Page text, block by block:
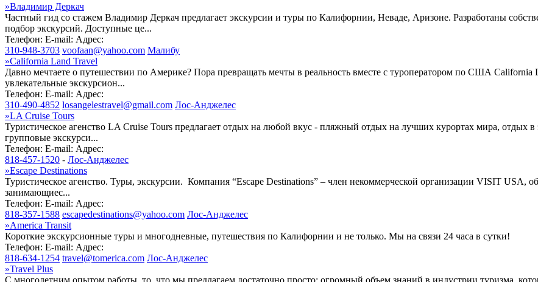
»Владимир Деркач
Частный гид со стажем Владимир Деркач предлагает экскурсии и туры по Калифорнии, Неваде, Аризоне. Разработаны
подбор экскурсий. Доступные це...
Телефон: E-mail: Адрес:
310-948-3703 voofaan@yahoo.com Малибу
»California Land Travel
Давно мечтаете о путешествии по Америке? Пора превращать мечты в реальность вместе с туроператором по США
увлекательные экскурсион...
Телефон: E-mail: Адрес:
310-490-4852 losangelestravel@gmail.com Лос-Анджелес
»LA Cruise Tours
Туристическое агенство LA Cruise Tours предлагает отдых на любой вкус - пляжный отдых на лучших курортах мира, отдых
групповые экскурси...
Телефон: E-mail: Адрес:
818-457-1520 - Лос-Анджелес
»Escape Destinations
Туристическое агенство. Туры, экскурсии. Компания “Escape Destinations” – член некоммерческой организации VISIT USA,
занимающиес...
Телефон: E-mail: Адрес:
818-357-1588 escapedestinations@yahoo.com Лос-Анджелес
»America Transit
Короткие экскурсионные туры и многодневные, путешествия по Калифорнии и не только. Мы на связи 24 часа в сутки!
Телефон: E-mail: Адрес:
818-634-1254 travel@tomerica.com Лос-Анджелес
»Travel Plus
С многолетним опытом работы, то, что мы предлагаем достаточно просто: огромный объем знаний в индустрии туризма,